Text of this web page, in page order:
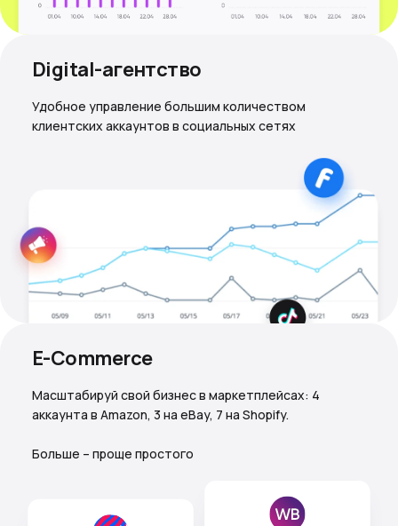
Digital-агентство
Удобное управление большим количеством
клиентских аккаунтов в социальных сетях
E-Commerce
Масштабируй свой бизнес в маркетплейсах: 4
аккаунта в Amazon, 3 на eBay, 7 на Shopify.
Больше – проще простого